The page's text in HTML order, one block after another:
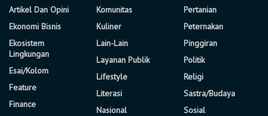
Artikel Dan Opini
Ekonomi Bisnis
Ekosistem
Lingkungan
Esai/Kolom
Feature
Finance
Komunitas
Kuliner
Lain-Lain
Layanan Publik
Lifestyle
Literasi
Nasional
Pertanian
Peternakan
Pinggiran
Politik
Religi
Sastra/Budaya
Sosial